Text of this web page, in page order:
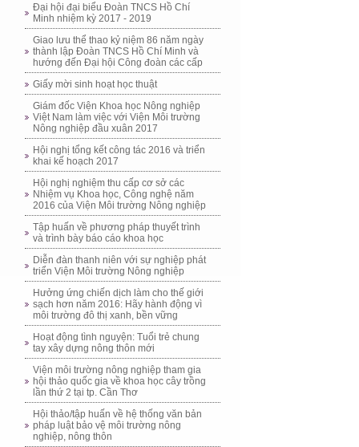
Đại hội đại biểu Đoàn TNCS Hồ Chí
Minh nhiệm kỳ 2017 - 2019
Giao lưu thể thao kỷ niệm 86 năm ngày
thành lập Đoàn TNCS Hồ Chí Minh và
hướng đến Đại hội Công đoàn các cấp
Giấy mời sinh hoạt học thuật
Giám đốc Viện Khoa học Nông nghiệp
Việt Nam làm việc với Viện Môi trường
Nông nghiệp đầu xuân 2017
Hội nghị tổng kết công tác 2016 và triển
khai kế hoạch 2017
Hội nghị nghiệm thu cấp cơ sở các
Nhiệm vụ Khoa học, Công nghệ năm
2016 của Viện Môi trường Nông nghiệp
Tập huấn về phương pháp thuyết trình
và trình bày báo cáo khoa học
Diễn đàn thanh niên với sự nghiệp phát
triển Viện Môi trường Nông nghiệp
Hưởng ứng chiến dịch làm cho thế giới
sạch hơn năm 2016: Hãy hành động vì
môi trường đô thị xanh, bền vững
Hoạt động tình nguyện: Tuổi trẻ chung
tay xây dựng nông thôn mới
Viện môi trường nông nghiệp tham gia
hội thảo quốc gia về khoa học cây trồng
lần thứ 2 tại tp. Cần Thơ
Hội thảo/tập huấn về hệ thống văn bản
pháp luật bảo vệ môi trường nông
nghiệp, nông thôn